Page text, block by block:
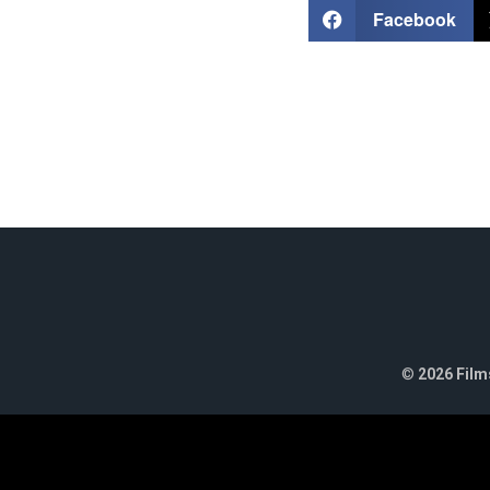
Facebook
© 2026